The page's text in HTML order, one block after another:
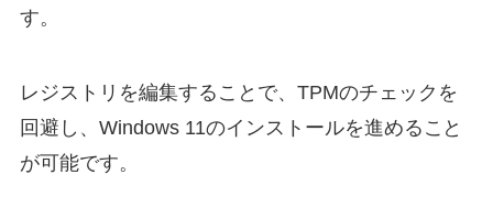
す。
レジストリを編集することで、TPMのチェックを
回避し、Windows 11のインストールを進めること
が可能です。